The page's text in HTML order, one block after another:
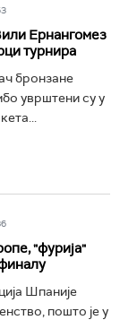
Ернангомез
турнира
бронзане
уврштени су у
"фурија"
Шпаније
пошто је у